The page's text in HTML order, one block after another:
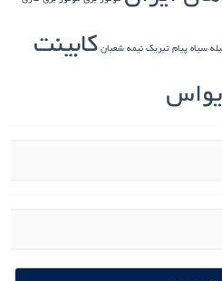
سیاه پیام تبریک نیمه شعبان کابینت